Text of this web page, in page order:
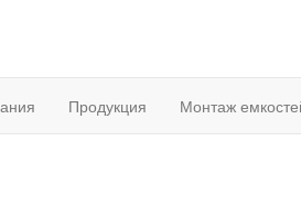
Продукция Монтаж